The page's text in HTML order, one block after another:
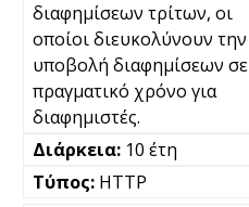
διαφημίσεων τρίτων, οι
οποίοι διευκολύνουν την
υποβολή διαφημίσεων σε
πραγματικό χρόνο για
διαφημιστές.
10 έτη
HTTP